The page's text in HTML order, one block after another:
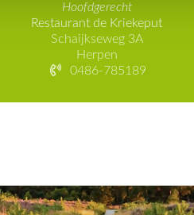
Hoofdgerecht
Restaurant de Kriekeput
Schaijkseweg 3A
Herpen
0486-785189